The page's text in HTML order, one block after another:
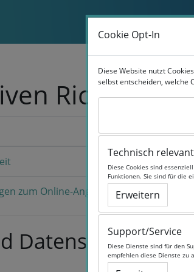
Richtlinien
zum Online-Angebot
Datensicherheit
Cookie Opt-In
Diese Website nutzt
selbst entscheiden, welche
Technisch relevant
Diese Cookies sind
Funktionen. Sie sind für die
Erweitern
Support/Service
Diese Dienste sind für den
empfehlen diese Dienste zu
Cookie Opt-In
Diese Website nutzt
selbst entscheiden, welche
Technisch relevant
Diese Cookies sind
Funktionen. Sie sind für die
Erweitern
Support/Service
Diese Dienste sind für den
empfehlen diese Dienste zu